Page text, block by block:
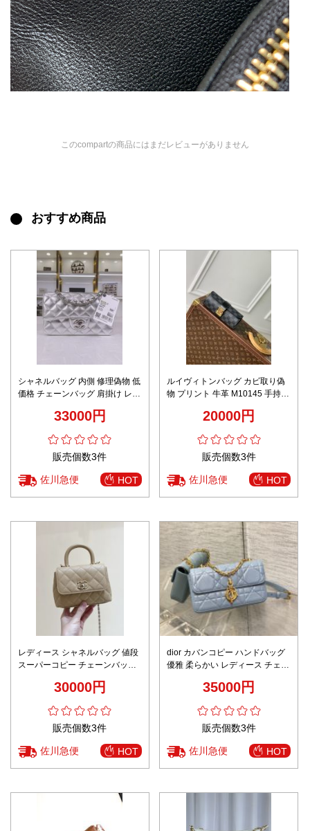
このcompartの商品にはまだレビューがありません
おすすめ商品
シャネルバッグ 内側 修理偽物 低
価格 チェーンバッグ 肩掛け レデ
33000円
販売個数3件
佐川急便 HOT
ルイヴィトンバッグ カビ取り偽
物 プリント 牛革 M10145 手持ち
20000円
販売個数3件
佐川急便 HOT
レディース シャネルバッグ 値段
スーパーコピー チェーンバッグ
雅 本革 みに ベージュ色
30000円
販売個数3件
佐川急便 HOT
dior カバンコピー ハンドバッグ
優雅 柔らかい レディース チェー
35000円
販売個数3件
佐川急便 HOT